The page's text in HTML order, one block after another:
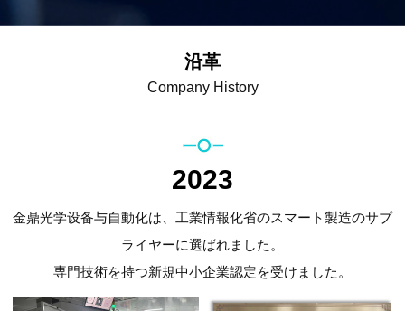
沿革
Company History
2023
金鼎光学设备与自動化は、工業情報化省のスマート製造のサプ
ライヤーに選ばれました。
専門技術を持つ新規中小企業認定を受けました。